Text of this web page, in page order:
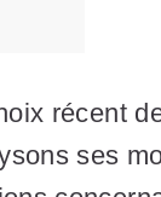
récent
ses